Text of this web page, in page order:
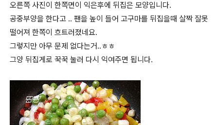
오른쪽 사진이 한쪽면이 익은후에 뒤집은 모양입니다.
공중부양을 한다고 .. 팬을 높이 들어 고구마를 뒤집을때 살짝 잘못
떨어져 한쪽이 흐트러졌네요.
그렇지만 아무 문제 없다는거..ㅎㅎ
그양 뒤집게로 꾹꾹 눌러 다시 익여주면 됩니다.